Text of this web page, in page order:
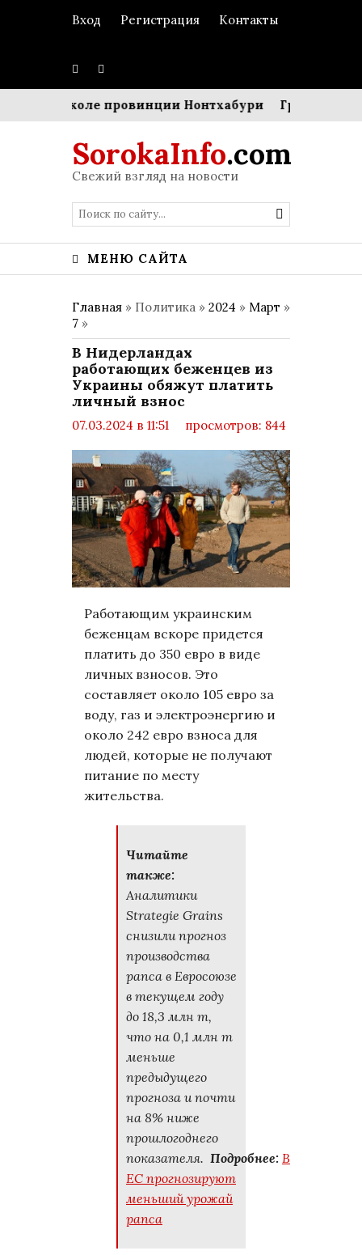
Вход Регистрация Контакты
в школе провинции Нонтхабури Границы
SorokaInfo.com
Свежий взгляд на новости
МЕНЮ САЙТА
Главная » Политика » 2024 » Март »
7 »
В Нидерландах
работающих беженцев из
Украины обяжут платить
личный взнос
07.03.2024 в 11:51
просмотров: 844
Работающим украинским
беженцам вскоре придется
платить до 350 евро в виде
личных взносов. Это
составляет около 105 евро за
воду, газ и электроэнергию и
около 242 евро взноса для
людей, которые не получают
питание по месту
жительства.
Читайте
также:
Аналитики
Strategie Grains
снизили прогноз
производства
рапса в Евросоюзе
в текущем году
до 18,3 млн т,
что на 0,1 млн т
меньше
предыдущего
прогноза и почти
на 8% ниже
прошлогоднего
показателя. Подробнее: В
ЕС прогнозируют
меньший урожай
рапса